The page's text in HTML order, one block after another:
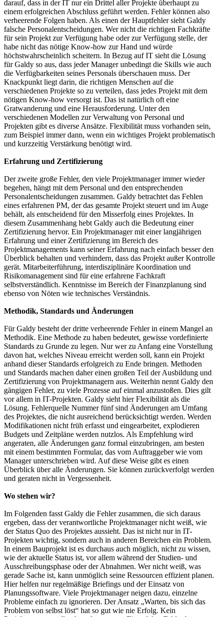
darauf, dass in der IT nur ein Drittel aller Projekte überhaupt zu
einem erfolgreichen Abschluss geführt werden. Fehler können also
verheerende Folgen haben. Als einen der Hauptfehler sieht Galdy
falsche Personalentscheidungen. Wer nicht die richtigen Fachkräfte
für sein Projekt zur Verfügung habe oder zur Verfügung stelle, der
habe nicht das nötige Know-how zur Hand und würde
höchstwahrscheinlich scheitern. In Bezug auf IT sieht die Lösung
für Galdy so aus, dass jeder Manager unbedingt die Skills wie auch
die Verfügbarkeiten seines Personals überschauen muss. Der
Knackpunkt liegt darin, die richtigen Menschen auf die
verschiedenen Projekte so zu verteilen, dass jedes Projekt mit dem
nötigen Know-how versorgt ist. Das ist natürlich oft eine
Gratwanderung und eine Herausforderung. Unter den
verschiedenen Modellen zur Verwaltung von Personal und
Projekten gibt es diverse Ansätze. Flexibilität muss vorhanden sein,
zum Beispiel immer dann, wenn ein wichtiges Projekt problematisch
und kurzzeitig Verstärkung benötigt wird.
Erfahrung und Zertifizierung
Der zweite große Fehler, den viele Projektmanager immer wieder
begehen, hängt mit dem Personal und den entsprechenden
Personalentscheidungen zusammen. Galdy betrachtet das Fehlen
eines erfahrenen PM, der das gesamte Projekt steuert und im Auge
behält, als entscheidend für den Misserfolg eines Projektes. In
diesem Zusammenhang hebt Galdy auch die Bedeutung einer
Zertifizierung hervor. Ein Projektmanager mit einer langjährigen
Erfahrung und einer Zertifizierung im Bereich des
Projektmanagements kann seiner Erfahrung nach einfach besser den
Überblick behalten und verhindern, dass das Projekt außer Kontrolle
gerät. Mitarbeiterführung, interdisziplinäre Koordination und
Risikomanagement sind für eine erfahrene Fachkraft
selbstverständlich. Kenntnisse im Bereich der Finanzplanung sind
ebenso von Nöten wie technisches Verständnis.
Methodik, Standards und Änderungen
Für Galdy besteht der dritte verheerende Fehler in einem Mangel an
Methodik. Eine Methode zu haben bedeutet, gewisse vordefinierte
Standards zu Grunde zu legen. Nur wer zu Anfang eine Vorstellung
davon hat, welches Niveau erreicht werden soll, kann ein Projekt
anhand dieser Standards erfolgreich zu Ende bringen. Methoden
und Standards machen daher einen großen Teil der Ausbildung und
Zertifizierung von Projektmanagern aus. Weiterhin nennt Galdy den
gängigen Fehler, zu viele Prozesse auf einmal anzustoßen. Dies gilt
vor allem in IT-Projekten. Galdy sieht hier Flexibilität als die
Lösung. Fehlerquelle Nummer fünf sind Änderungen am Umfang
des Projektes, die nicht ausreichend berücksichtigt werden. Werden
Modifikationen nicht früh erfasst und eingearbeitet, explodieren
Budgets und Zeitpläne werden nutzlos. Als Empfehlung wird
angeraten, alle Änderungen ganz formal einzubringen, am besten
mit einem bestimmten Formular, das vom Auftraggeber wie vom
Manager unterschrieben wird. Auf diese Weise gibt es einen
Überblick über alle Änderungen. Sie können zurückverfolgt werden
und geraten nicht in Vergessenheit.
Wo stehen wir?
Im Folgenden fasst Galdy die Fehler zusammen, die sich daraus
ergeben, dass der verantwortliche Projektmanager nicht weiß, wie
der Status Quo des Projektes aussieht. Das ist nicht nur in IT-
Projekten wichtig, sondern auch in anderen Bereichen ein Problem.
In einem Bauprojekt ist es durchaus auch möglich, nicht zu wissen,
wie der aktuelle Status ist, vor allem während der Studien- und
Ausschreibungsphase oder der Abnahmen. Wer nicht weiß, was
gerade Sache ist, kann unmöglich seine Ressourcen effizient planen.
Hier helfen nur regelmäßige Briefings und der Einsatz von
Planungssoftware. Viele Projektmanager neigen dazu, einzelne
Probleme einfach zu ignorieren. Der Ansatz „Warten, bis sich das
Problem von selbst löst“ hat so gut wie nie Erfolg. Kein